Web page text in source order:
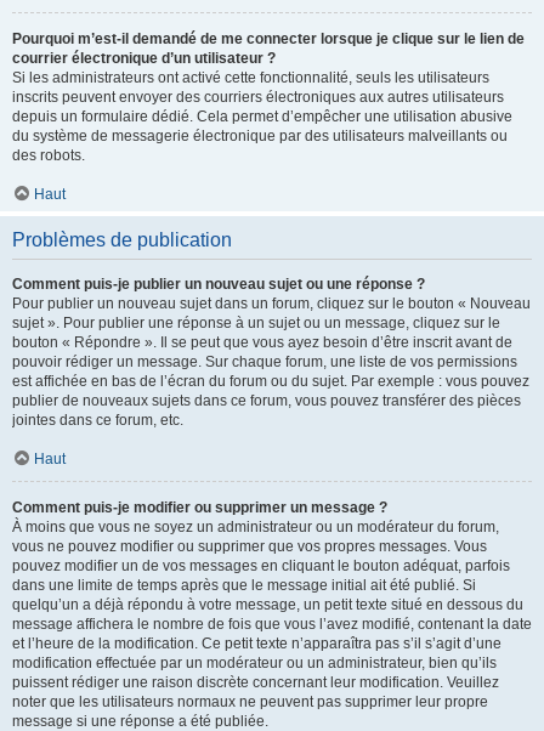
Pourquoi m’est-il demandé de me connecter lorsque je clique sur le lien de
courrier électronique d’un utilisateur ?
Si les administrateurs ont activé cette fonctionnalité, seuls les utilisateurs
inscrits peuvent envoyer des courriers électroniques aux autres utilisateurs
depuis un formulaire dédié. Cela permet d’empêcher une utilisation abusive
du système de messagerie électronique par des utilisateurs malveillants ou
des robots.
Haut
Problèmes de publication
Comment puis-je publier un nouveau sujet ou une réponse ?
Pour publier un nouveau sujet dans un forum, cliquez sur le bouton « Nouveau
sujet ». Pour publier une réponse à un sujet ou un message, cliquez sur le
bouton « Répondre ». Il se peut que vous ayez besoin d’être inscrit avant de
pouvoir rédiger un message. Sur chaque forum, une liste de vos permissions
est affichée en bas de l’écran du forum ou du sujet. Par exemple : vous pouvez
publier de nouveaux sujets dans ce forum, vous pouvez transférer des pièces
jointes dans ce forum, etc.
Haut
Comment puis-je modifier ou supprimer un message ?
À moins que vous ne soyez un administrateur ou un modérateur du forum,
vous ne pouvez modifier ou supprimer que vos propres messages. Vous
pouvez modifier un de vos messages en cliquant le bouton adéquat, parfois
dans une limite de temps après que le message initial ait été publié. Si
quelqu’un a déjà répondu à votre message, un petit texte situé en dessous du
message affichera le nombre de fois que vous l’avez modifié, contenant la date
et l’heure de la modification. Ce petit texte n’apparaîtra pas s’il s’agit d’une
modification effectuée par un modérateur ou un administrateur, bien qu’ils
puissent rédiger une raison discrète concernant leur modification. Veuillez
noter que les utilisateurs normaux ne peuvent pas supprimer leur propre
message si une réponse a été publiée.